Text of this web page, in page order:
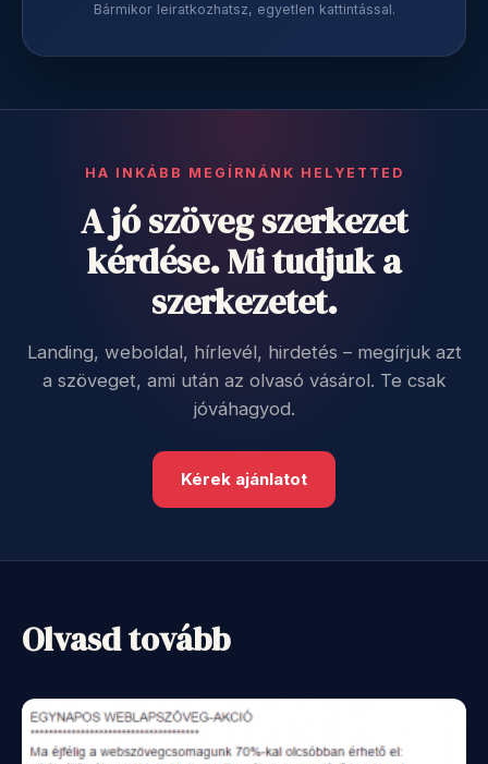
Bármikor leiratkozhatsz, egyetlen kattintással.
HA INKÁBB MEGÍRNÁNK HELYETTED
A jó szöveg szerkezet
kérdése. Mi tudjuk a
szerkezetet.
Landing, weboldal, hírlevél, hirdetés – megírjuk azt
a szöveget, ami után az olvasó vásárol. Te csak
jóváhagyod.
Kérek ajánlatot
Olvasd tovább